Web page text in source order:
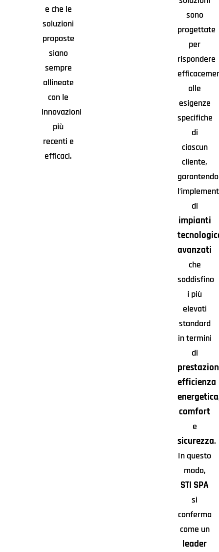
e che le
soluzioni
proposte
siano
sempre
allineate
con le
innovazioni
più
recenti e
efficaci.
sono
progettate
per
rispondere
alle
esigenze
specifiche
di
ciascun
cliente,
garantendo
di
impianti
avanzati
che
soddisfino
i più
elevati
standard
in termini
di
efficienza
comfort
e
sicurezza.
In questo
modo,
STI SPA
si
conferma
come un
leader